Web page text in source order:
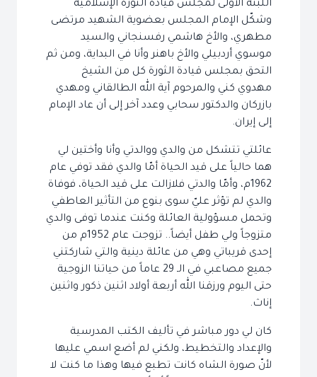
اللبنة الأولى لمجلس قيادة الثورة الإسلاميّة
وشكّل الإمام المجلس بعضوية الشهيد مرتضى
مطهري، والأخ هاشمي رفسنجاني والسيد
موسوي أردبيلي والأخ باهنر وأنا في البداية، ومن ثم
التحق بمجلس قيادة الثورة كل من الشيخ
مهدوي كني والمرحوم آية الله الطالقاني ومهدي
بازركان والدكتور سحابي وعدد آخر إلى أن عاد الإمام
إلى إيران.
عائلتي تتشكل من والدي ووالدتي وأنا وأختين لي
هما حالياً على قيد الحياة أمّا والدي فقد توفي عام
1962م، وأمّا والدتي فلازالت على قيد الحياة، فوفاة
والدي لم تؤثر عليّ سوى بنوع من التأثير العاطفي
وتحمل مسؤولية العائلة وكنت عندما توفى والدي
متزوجاً ولي طفل أيضاً.. تزوجت عام 1952م من
إحدى قريباتي وهي من عائلة دينية والتي شاركتني
جميع مصاعبي في الـ 29 عاماً من حياتنا الزوجية
حتى اليوم ورزقنا الله أربعة أولاد اثنين ذكور واثنين
إناث.
كان لي دور مباشر في تأليف الكتب المدرسية
والإعداد والتخطيط، ولكني لم أضع اسمي عليها
لأنّ صورة الشاه كانت تطبع فيها وهذا ما كنت لا